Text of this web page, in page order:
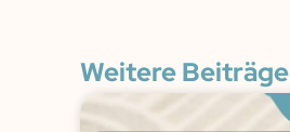
Weitere Beiträge